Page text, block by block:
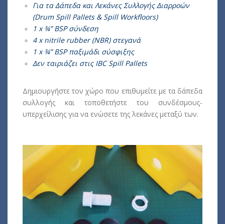
Για τα Δάπεδα και Λεκάνες Συλλογής Διαρροών
(Drum Spill Pallets & Spill Workfloors)
1 x ¾” BSP σύνδεση
4 x nitrile rubber (NBR) στεγανά
1 x ¾” BSP παξιμάδι σύσφιξης
Δεν ταιριάζει στις IBC Spill Pallets
Δημιουργήστε τον χώρο που επιθυμείτε με τα δάπεδα
συλλογής και τοποθετήστε του συνδέσμους-
υπερχείλισης για να ενώσετε της λεκάνες μεταξύ των.